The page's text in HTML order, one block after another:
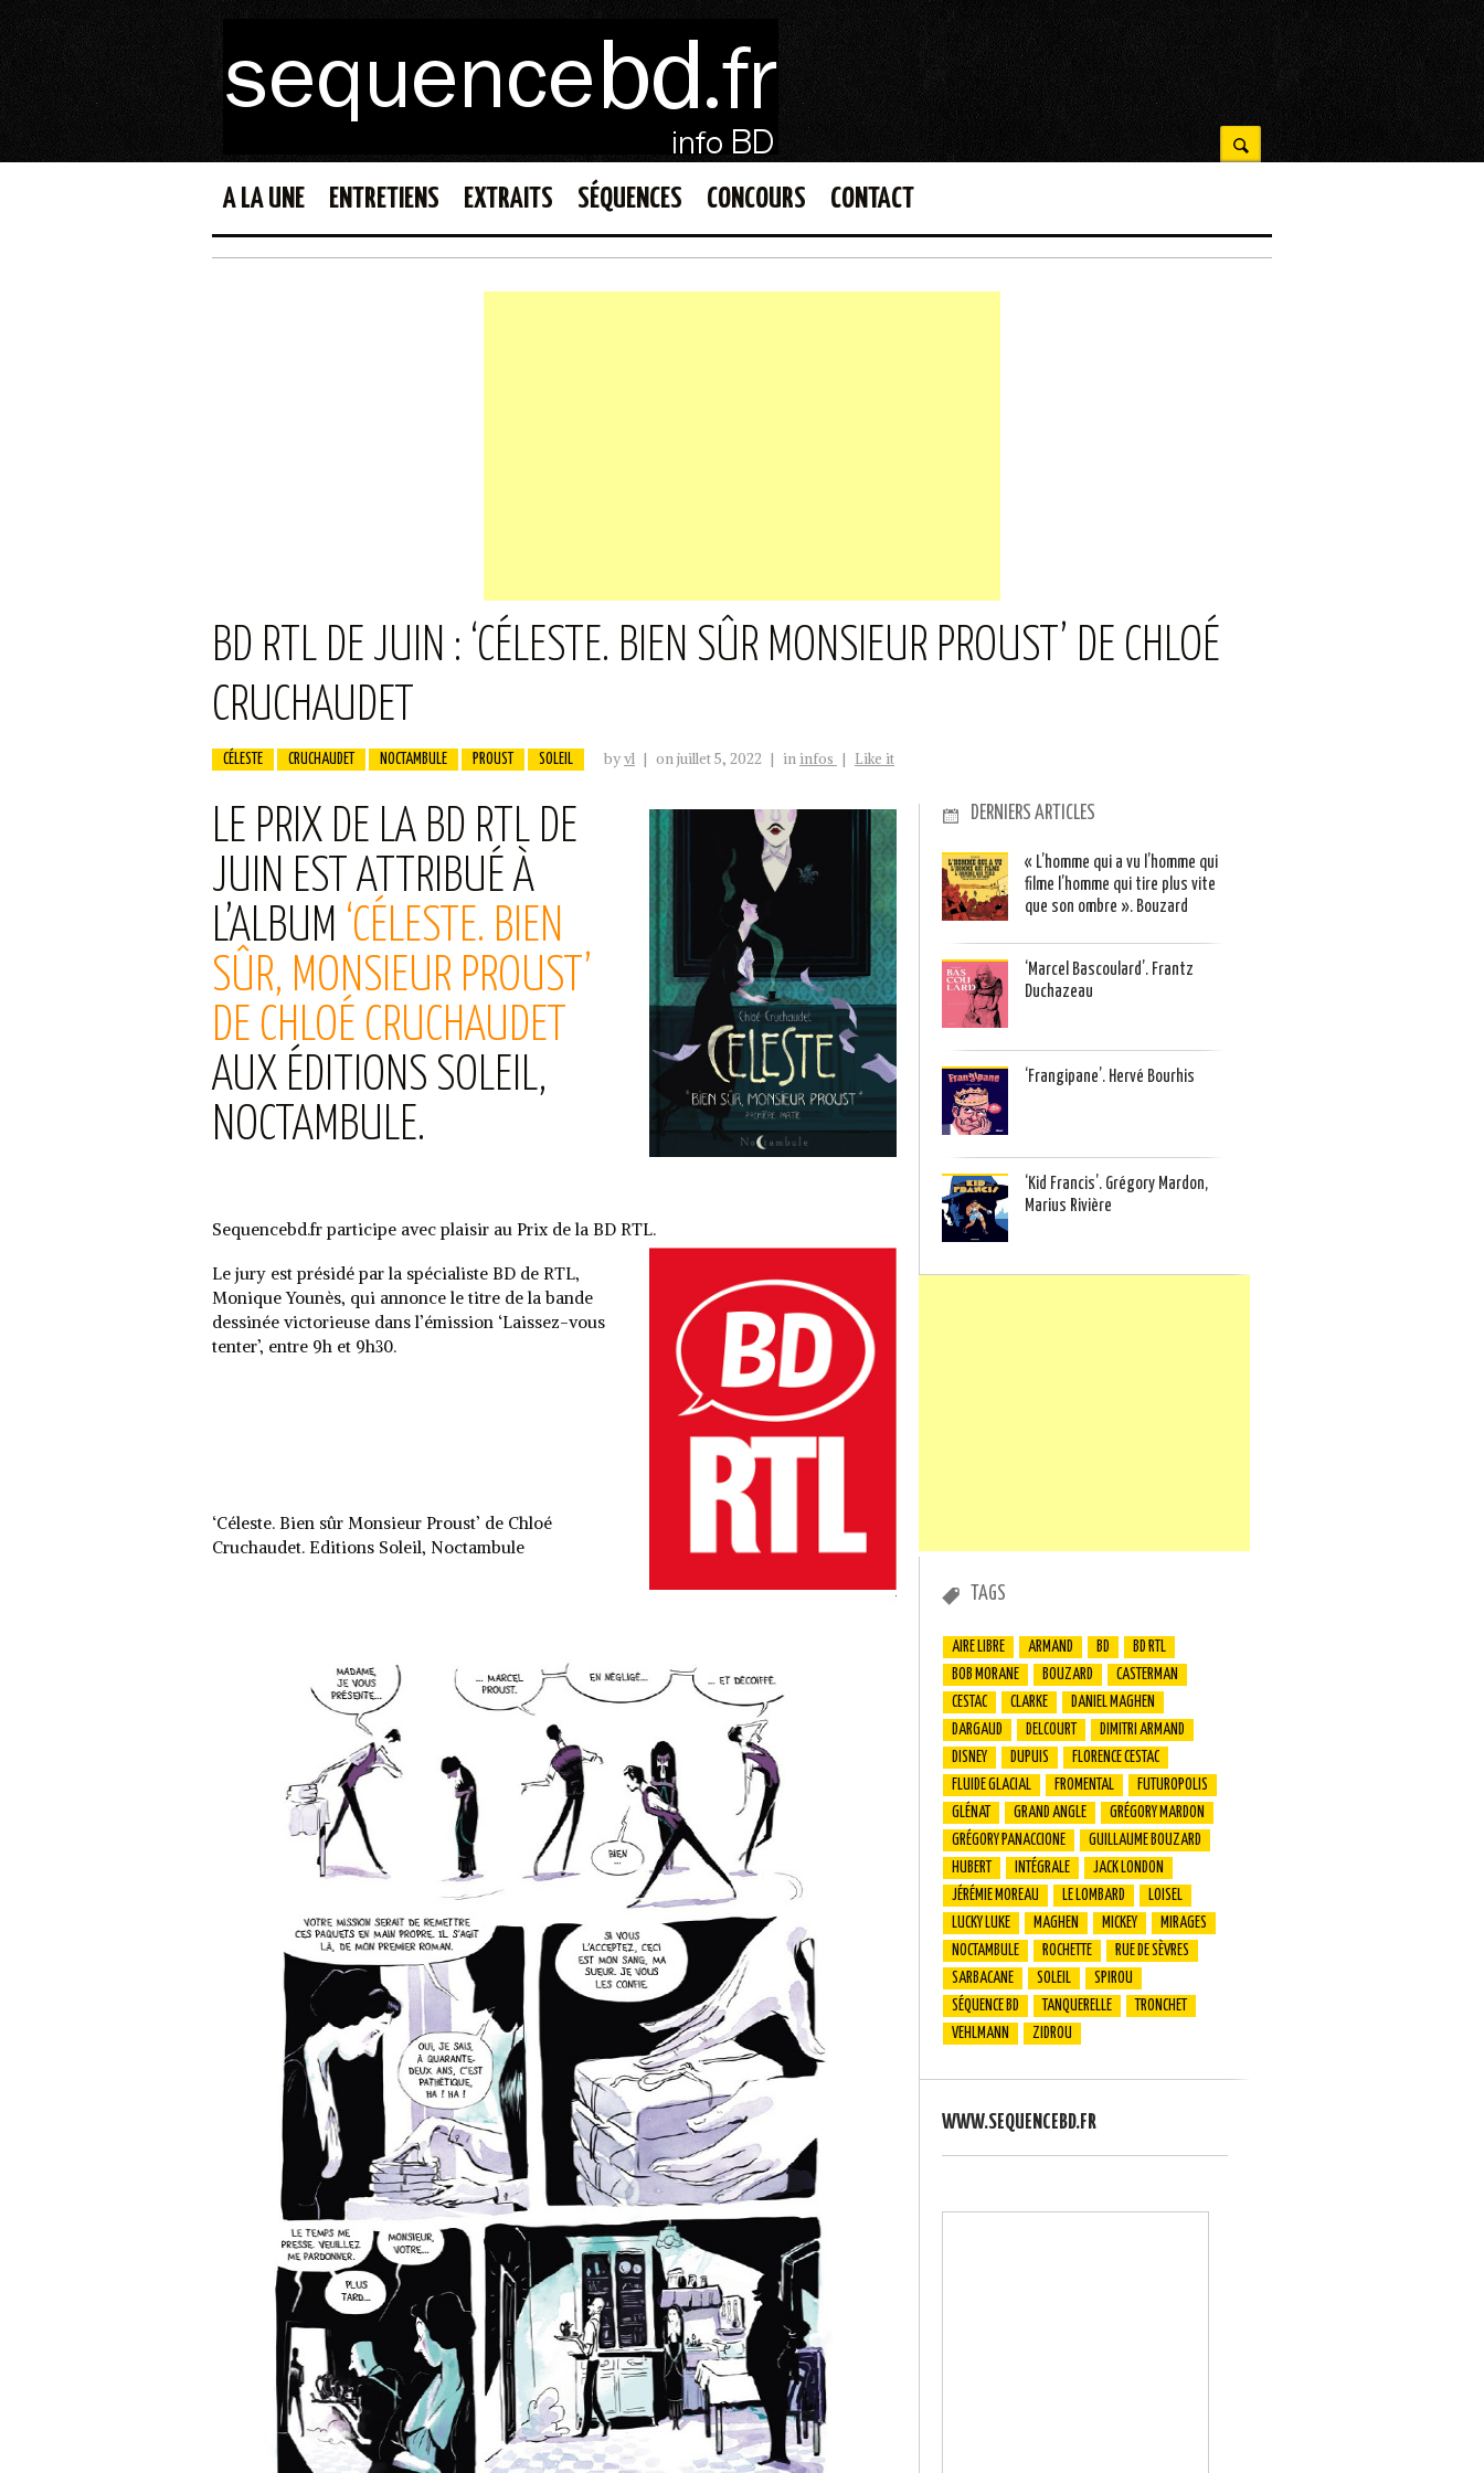
A LA UNE ENTRETIENS EXTRAITS SÉQUENCES CONCOURS CONTACT
BD RTL DE JUIN : ‘CÉLESTE. BIEN SÛR MONSIEUR PROUST’ DE CHLOÉ
CRUCHAUDET
CÉLESTE CRUCHAUDET NOCTAMBULE PROUST SOLEIL byvl | on juillet 5, 2022 | in infos | Like it
LE PRIX DE LA BD RTL DE
JUIN EST ATTRIBUÉ À
L’ALBUM ‘CÉLESTE. BIEN
SÛR, MONSIEUR PROUST’
DE CHLOÉ CRUCHAUDET
AUX ÉDITIONS SOLEIL,
NOCTAMBULE.
Sequencebd.fr participe avec plaisir au Prix de la BD RTL.
Le jury est présidé par la spécialiste BD de RTL,
Monique Younès, qui annonce le titre de la bande
dessinée victorieuse dans l’émission ‘Laissez-vous
tenter’, entre 9h et 9h30.
‘Céleste. Bien sûr Monsieur Proust’ de Chloé
Cruchaudet. Editions Soleil, Noctambule
DERNIERS ARTICLES
« L’homme qui a vu l’homme qui
filme l’homme qui tire plus vite
que son ombre ». Bouzard
‘Marcel Bascoulard’. Frantz
Duchazeau
‘Frangipane’. Hervé Bourhis
‘Kid Francis’. Grégory Mardon,
Marius Rivière
TAGS
AIRE LIBRE ARMAND BD
BD RTL
BOB MORANE
BOUZARD
CASTERMAN
CESTAC
CLARKE
DANIEL MAGHEN
DARGAUD
DELCOURT
DIMITRI ARMAND
DISNEY
DUPUIS
FLORENCE CESTAC
FLUIDE GLACIAL
FROMENTAL
FUTUROPOLIS
GLÉNAT
GRAND ANGLE
GRÉGORY MARDON
GRÉGORY PANACCIONE
GUILLAUME BOUZARD
HUBERT
INTÉGRALE
JACK LONDON
JÉRÉMIE MOREAU
LE LOMBARD
LOISEL
LUCKY LUKE
MAGHEN MICKEY
MIRAGES
NOCTAMBULE
ROCHETTE
RUE DE SÈVRES
SARBACANE
SOLEIL
SPIROU
SÉQUENCE BD
TANQUERELLE
TRONCHET
VEHLMANN
ZIDROU
WWW.SEQUENCEBD.FR